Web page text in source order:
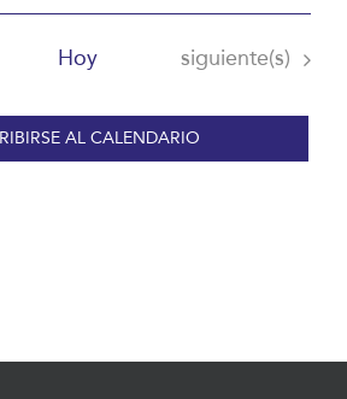
Hoy Eventos
siguiente(s)
AL CALENDARIO